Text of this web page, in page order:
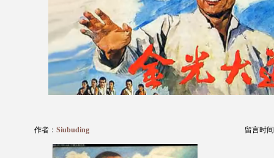
作者： Siubuding 留言时